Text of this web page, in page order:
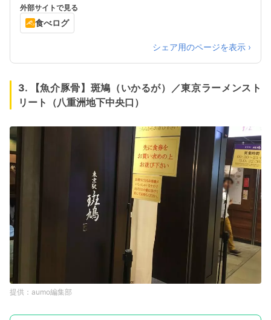
外部サイトで見る
食べログ
シェア用のページを表示 ›
3. 【魚介豚骨】斑鳩（いかるが）／東京ラーメンスト
リート（八重洲地下中央口）
aumo編集部